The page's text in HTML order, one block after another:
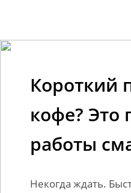
Некогда ждать.
Короткий
кофе? Это
работы